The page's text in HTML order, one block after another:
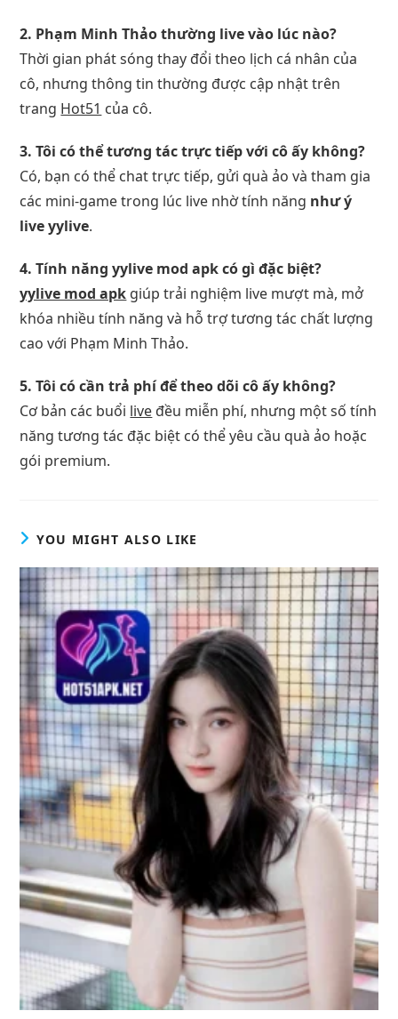
2. Phạm Minh Thảo thường live vào lúc nào?
Thời gian phát sóng thay đổi theo lịch cá nhân của
cô, nhưng thông tin thường được cập nhật trên
trang Hot51 của cô.
3. Tôi có thể tương tác trực tiếp với cô ấy không?
Có, bạn có thể chat trực tiếp, gửi quà ảo và tham gia
các mini-game trong lúc live nhờ tính năng như ý
live yylive.
4. Tính năng yylive mod apk có gì đặc biệt?
yylive mod apk giúp trải nghiệm live mượt mà, mở
khóa nhiều tính năng và hỗ trợ tương tác chất lượng
cao với Phạm Minh Thảo.
5. Tôi có cần trả phí để theo dõi cô ấy không?
Cơ bản các buổi live đều miễn phí, nhưng một số tính
năng tương tác đặc biệt có thể yêu cầu quà ảo hoặc
gói premium.
YOU MIGHT ALSO LIKE